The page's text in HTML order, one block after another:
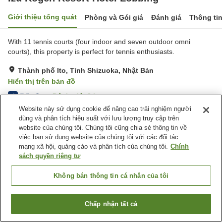
Giới thiệu tổng quát Phòng và Gói giá Đánh giá Thông
With 11 tennis courts (four indoor and seven outdoor omni
courts), this property is perfect for tennis enthusiasts.
Thành phố Ito, Tỉnh Shizuoka, Nhật Bản
Hiển thị trên bản đồ
4 Rất tốt Đánh giá:2lượt
Tiện nghi chỗ nghỉ
Dịch Vụ Đưa Đón
Giao Hàng Tận Nhà
Dịch Vụ Gọi Đánh Thức
Máy bán hàng tự động
Nhật Bản Tỉnh Shizuoka
Thành phố Ito
Izu Kogen Resort Hotel Lobbing
Tìm phòng trống
Website này sử dụng cookie để nâng cao trải nghiệm người
dùng và phân tích hiệu suất với lưu lượng truy cập trên
website của chúng tôi. Chúng tôi cũng chia sẻ thông tin về
việc bạn sử dụng website của chúng tôi với các đối tác
mạng xã hội, quảng cáo và phân tích của chúng tôi. Chính
sách quyền riêng tư
Không bán thông tin cá nhân của tôi
Chấp nhận tất cả